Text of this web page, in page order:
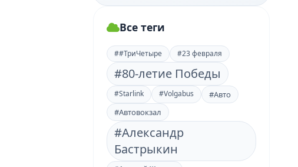
Все теги
##ТриЧетыре #23 февраля
#80-летие Победы
#Starlink #Volgabus
#Авто
#Автовокзал
#Александр
Бастрыкин